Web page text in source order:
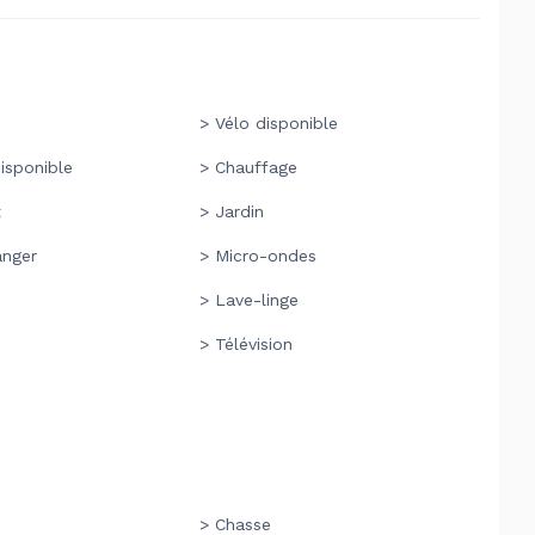
> Vélo disponible
> Chauffage
> Jardin
> Micro-ondes
> Lave-linge
> Télévision
> Chasse